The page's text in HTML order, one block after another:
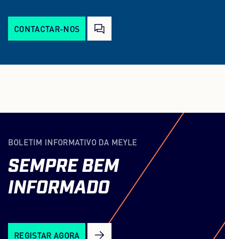
CONTACTAR-NOS
BOLETIM INFORMATIVO DA MEYLE
SEMPRE BEM
INFORMADO
REGISTAR AGORA